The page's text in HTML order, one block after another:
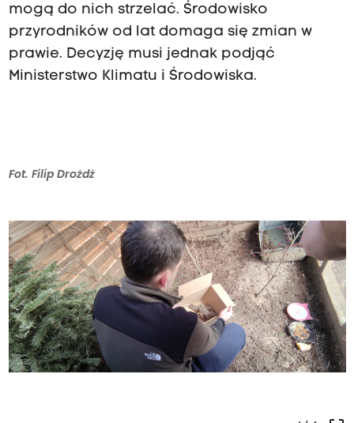
mogą do nich strzelać. Środowisko
przyrodników od lat domaga się zmian w
prawie. Decyzję musi jednak podjąć
Ministerstwo Klimatu i Środowiska.
Fot. Filip Drożdż